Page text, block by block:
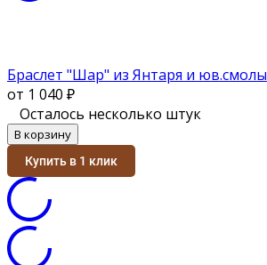
Браслет "Шар" из Янтаря и юв.смолы
от 1 040 ₽
Осталось несколько штук
В корзину
Купить в 1 клик